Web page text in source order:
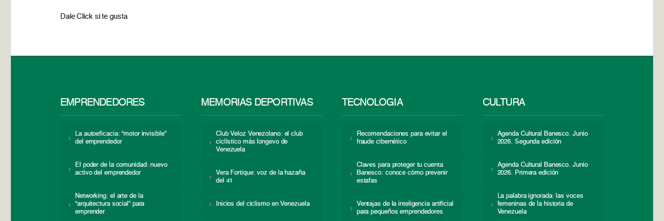
Dale Click si te gusta
EMPRENDEDORES
La autoeficacia: “motor invisible”
del emprendedor
El poder de la comunidad: nuevo
activo del emprendedor
Networking: el arte de la
“arquitectura social” para
emprender
MEMORIAS DEPORTIVAS
Club Veloz Venezolano: el club
ciclístico más longevo de
Venezuela
Vera Fortique: voz de la hazaña
del 41
Inicios del ciclismo en Venezuela
TECNOLOGÍA
Recomendaciones para evitar el
fraude cibernético
Claves para proteger tu cuenta
Banesco: conoce cómo prevenir
estafas
Ventajas de la inteligencia artificial
para pequeños emprendedores
CULTURA
Agenda Cultural Banesco. Junio
2026. Segunda edición
Agenda Cultural Banesco. Junio
2026. Primera edición
La palabra ignorada: las voces
femeninas de la historia de
Venezuela